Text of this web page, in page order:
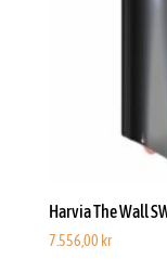
Harvia The Wall
7.556,00 kr